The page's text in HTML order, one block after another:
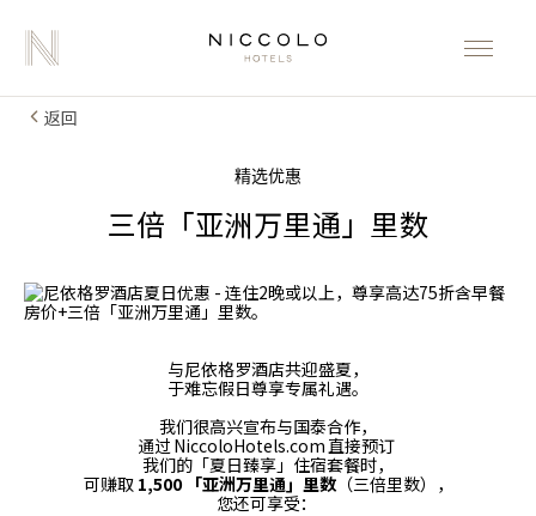
返回
精选优惠
三倍「亚洲万里通」里数
与尼依格罗酒店共迎盛夏，
于难忘假日尊享专属礼遇。
我们很高兴宣布与国泰合作，
通过 NiccoloHotels.com 直接预订
我们的「夏日臻享」住宿套餐时，
可赚取1,500 「亚洲万里通」里数（三倍里数），
您还可享受：